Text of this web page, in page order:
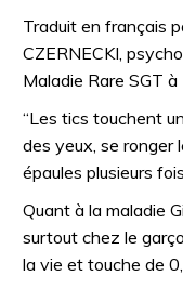
Traduit en français
CZERNECKI,
Maladie Rare SGT à
“Les tics touchent
des yeux, se ronger
épaules plusieurs
Quant à la maladie
surtout chez le
la vie et touche de